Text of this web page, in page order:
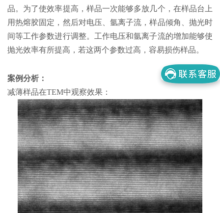
品。为了使效率提高，样品一次能够多放几个，在样品台上
用热熔胶固定，然后对电压、氩离子流，样品倾角、抛光时
间等工作参数进行调整。工作电压和氩离子流的增加能够使
抛光效率有所提高，若这两个参数过高，容易损伤样品。
案例分析：
减薄样品在TEM中观察效果：